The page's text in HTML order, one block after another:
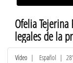
Ofelia Tejerina
legales de la
Vídeo | Español |